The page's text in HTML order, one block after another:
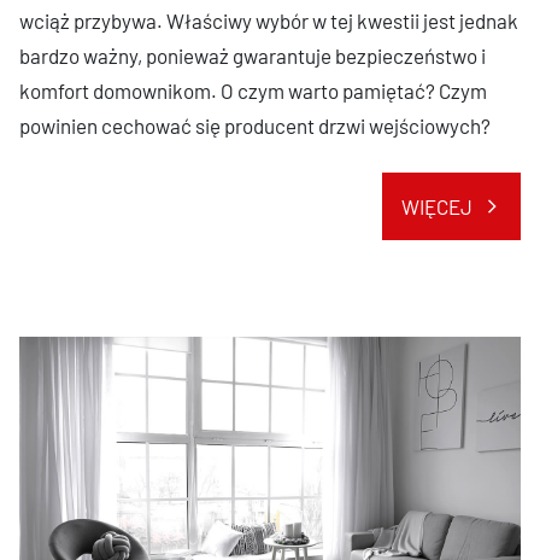
wciąż przybywa. Właściwy wybór w tej kwestii jest jednak
bardzo ważny, ponieważ gwarantuje bezpieczeństwo i
komfort domownikom. O czym warto pamiętać? Czym
powinien cechować się producent drzwi wejściowych?
WIĘCEJ